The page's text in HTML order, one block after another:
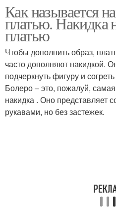
Как называется
платью. Накидка
платью
Чтобы дополнить образ,
часто дополняют накидкой.
подчеркнуть фигуру и
Болеро – это, пожалуй,
накидка . Оно представляет
рукавами, но без застежек.